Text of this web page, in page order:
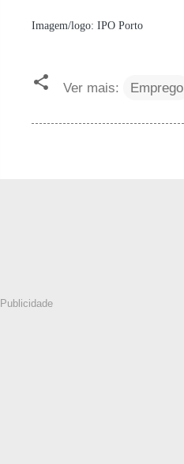
Imagem/logo: IPO Porto
Ver mais: Emprego
Publicidade